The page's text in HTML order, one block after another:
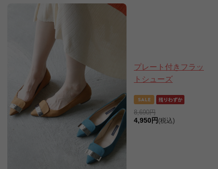
プレート付きフラッ
トシューズ
8,690円
4,950円 (税込)